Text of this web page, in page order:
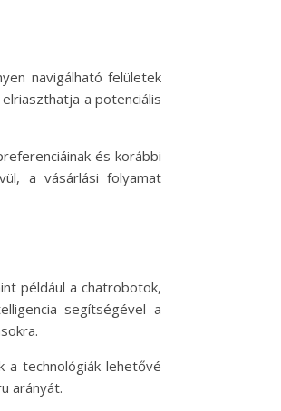
navigálható felületek
a potenciális
és korábbi
a vásárlási folyamat
például a chatrobotok,
segítségével a
a technológiák lehetővé
arányát.